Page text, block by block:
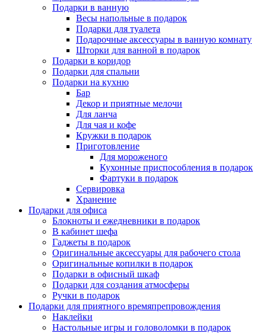
Подарки в ванную
Весы напольные в подарок
Подарки для туалета
Подарочные аксессуары в ванную комнату
Шторки для ванной в подарок
Подарки в коридор
Подарки для спальни
Подарки на кухню
Бар
Декор и приятные мелочи
Для ланча
Для чая и кофе
Кружки в подарок
Приготовление
Для мороженого
Кухонные приспособления в подарок
Фартуки в подарок
Сервировка
Хранение
Подарки для офиса
Блокноты и ежедневники в подарок
В кабинет шефа
Гаджеты в подарок
Оригинальные аксессуары для рабочего стола
Оригинальные копилки в подарок
Подарки в офисный шкаф
Подарки для создания атмосферы
Ручки в подарок
Подарки для приятного времяпрепровождения
Наклейки
Настольные игры и головоломки в подарок